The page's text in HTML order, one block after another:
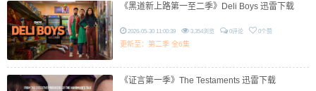
《黑道新上路第一至二季》Deli Boys 迅雷下载
2026-05-30 11:00:39 3,354浏览 0评论 0个赞
更新至：第二季 全6集
《证言第一季》The Testaments 迅雷下载